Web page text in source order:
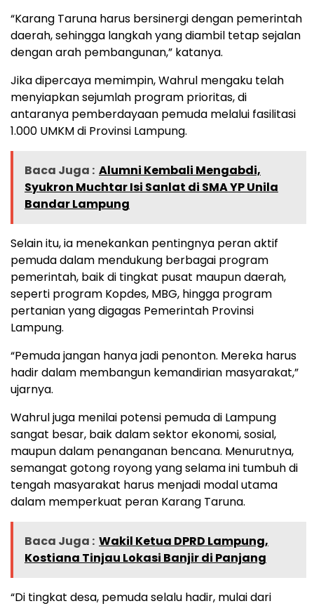
“Karang Taruna harus bersinergi dengan pemerintah
daerah, sehingga langkah yang diambil tetap sejalan
dengan arah pembangunan,” katanya.
Jika dipercaya memimpin, Wahrul mengaku telah
menyiapkan sejumlah program prioritas, di
antaranya pemberdayaan pemuda melalui fasilitasi
1.000 UMKM di Provinsi Lampung.
Baca Juga : Alumni Kembali Mengabdi,
Syukron Muchtar Isi Sanlat di SMA YP Unila
Bandar Lampung
Selain itu, ia menekankan pentingnya peran aktif
pemuda dalam mendukung berbagai program
pemerintah, baik di tingkat pusat maupun daerah,
seperti program Kopdes, MBG, hingga program
pertanian yang digagas Pemerintah Provinsi
Lampung.
“Pemuda jangan hanya jadi penonton. Mereka harus
hadir dalam membangun kemandirian masyarakat,”
ujarnya.
Wahrul juga menilai potensi pemuda di Lampung
sangat besar, baik dalam sektor ekonomi, sosial,
maupun dalam penanganan bencana. Menurutnya,
semangat gotong royong yang selama ini tumbuh di
tengah masyarakat harus menjadi modal utama
dalam memperkuat peran Karang Taruna.
Baca Juga : Wakil Ketua DPRD Lampung,
Kostiana Tinjau Lokasi Banjir di Panjang
“Di tingkat desa, pemuda selalu hadir, mulai dari